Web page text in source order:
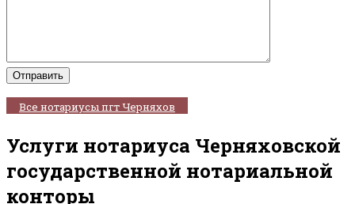
Все нотариусы пгт Черняхов
Услуги нотариуса Черняховской
государственной нотариальной
конторы